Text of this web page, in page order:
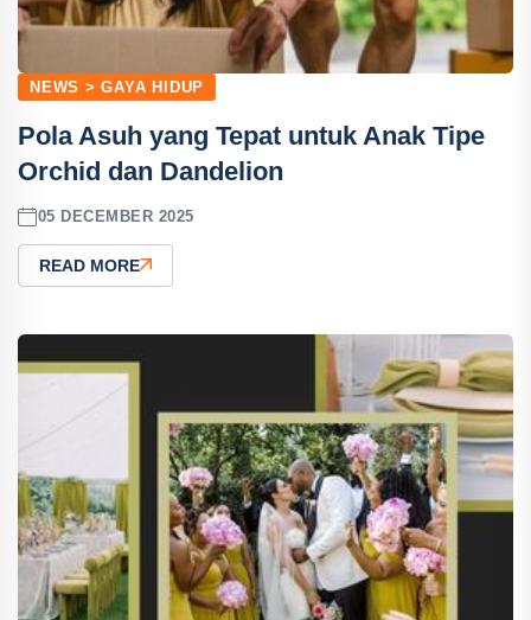
NEWS > GAYA HIDUP
Pola Asuh yang Tepat untuk Anak Tipe
Orchid dan Dandelion
05 DECEMBER 2025
READ MORE